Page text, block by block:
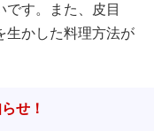
です。また、皮目
生かした料理方法が
せ！